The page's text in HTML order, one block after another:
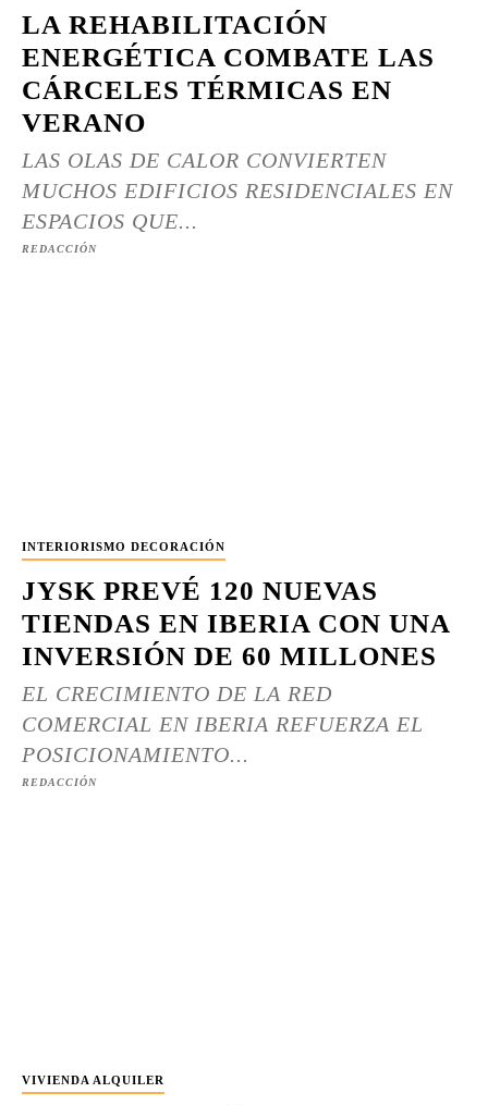
LA REHABILITACIÓN
ENERGÉTICA COMBATE LAS
CÁRCELES TÉRMICAS EN
VERANO
LAS OLAS DE CALOR CONVIERTEN
MUCHOS EDIFICIOS RESIDENCIALES EN
ESPACIOS QUE...
REDACCIÓN
INTERIORISMO DECORACIÓN
JYSK PREVÉ 120 NUEVAS
TIENDAS EN IBERIA CON UNA
INVERSIÓN DE 60 MILLONES
EL CRECIMIENTO DE LA RED
COMERCIAL EN IBERIA REFUERZA EL
POSICIONAMIENTO...
REDACCIÓN
VIVIENDA ALQUILER